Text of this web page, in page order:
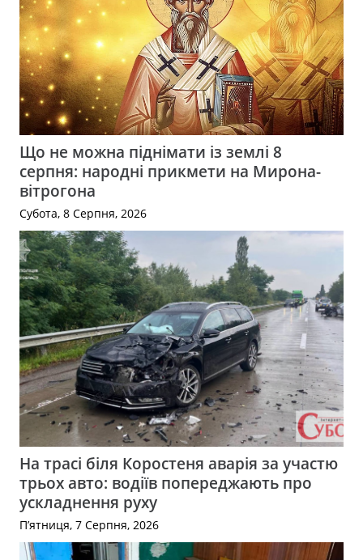
Що не можна піднімати із землі 8
серпня: народні прикмети на Мирона-
вітрогона
Субота, 8 Серпня, 2026
На трасі біля Коростеня аварія за участю
трьох авто: водіїв попереджають про
ускладнення руху
П’ятниця, 7 Серпня, 2026